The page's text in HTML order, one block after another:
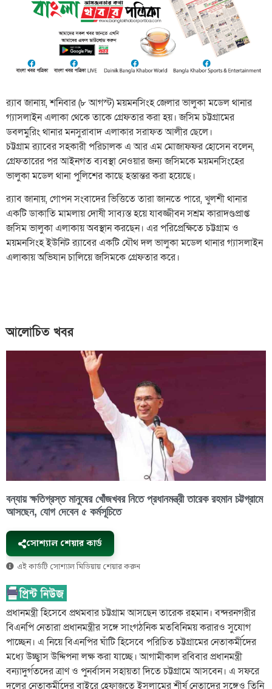
র‌্যাব জানায়, শনিবার (৮ আগস্ট) ময়মনসিংহ জেলার ভালুকা মডেল থানার
গ্যাসলাইন এলাকা থেকে তাকে গ্রেফতার করা হয়। জসিম চট্টগ্রামের
ডবলমুরিং থানার মনসুরাবাদ এলাকার সরাফত আলীর ছেলে।
চট্টগ্রাম র‌্যাবের সহকারী পরিচালক এ আর এম মোজাফফর হোসেন বলেন,
গ্রেফতারের পর আইনগত ব্যবস্থা নেওয়ার জন্য জসিমকে ময়মনসিংহের
ভালুকা মডেল থানা পুলিশের কাছে হস্তান্তর করা হয়েছে।
র‌্যাব জানায়, গোপন সংবাদের ভিত্তিতে তারা জানতে পারে, খুলশী থানার
একটি ডাকাতি মামলায় দোষী সাব্যস্ত হয়ে যাবজ্জীবন সশ্রম কারাদণ্ডপ্রাপ্ত
জসিম ভালুকা এলাকায় অবস্থান করছেন। এর পরিপ্রেক্ষিতে চট্টগ্রাম ও
ময়মনসিংহ ইউনিট র‌্যাবের একটি যৌথ দল ভালুকা মডেল থানার গ্যাসলাইন
এলাকায় অভিযান চালিয়ে জসিমকে গ্রেফতার করে।
আলোচিত খবর
বন্যায় ক্ষতিগ্রস্ত মানুষের খোঁজখবর নিতে প্রধানমন্ত্রী তারেক রহমান চট্টগ্রামে
আসছেন, যোগ দেবেন ৫ কর্মসূচিতে
সোশ্যাল শেয়ার কার্ড
এই কার্ডটি সোশ্যাল মিডিয়ায় শেয়ার করুন
প্রধানমন্ত্রী হিসেবে প্রথমবার চট্টগ্রাম আসছেন তারেক রহমান। বন্দরনগরীর
বিএনপি নেতারা প্রধানমন্ত্রীর সঙ্গে সাংগঠনিক মতবিনিময় করারও সুযোগ
পাচ্ছেন। এ নিয়ে বিএনপির ঘাঁটি হিসেবে পরিচিত চট্টগ্রামের নেতাকর্মীদের
মধ্যে উচ্ছ্বাস উদ্দিপনা লক্ষ করা যাচ্ছে। আগামীকাল রবিবার প্রধানমন্ত্রী
বন্যাদুর্গতদের ত্রাণ ও পুনর্বাসন সহায়তা দিতে চট্টগ্রামে আসবেন। এ সফরে
দলের নেতাকর্মীদের বাইরে হেফাজতে ইসলামের শীর্ষ নেতাদের সঙ্গেও তিনি